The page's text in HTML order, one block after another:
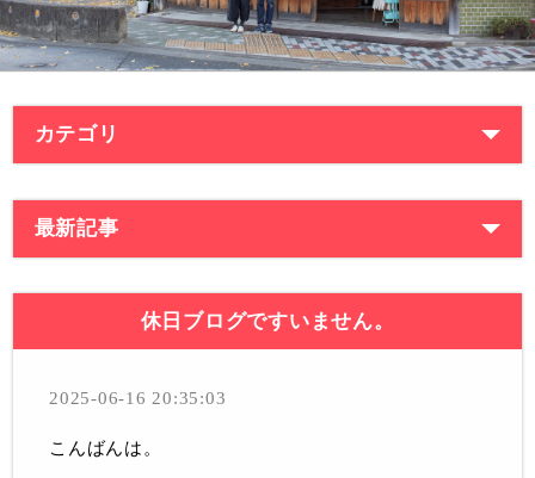
カテゴリ
最新記事
休日ブログですいません。
2025-06-16 20:35:03
こんばんは。